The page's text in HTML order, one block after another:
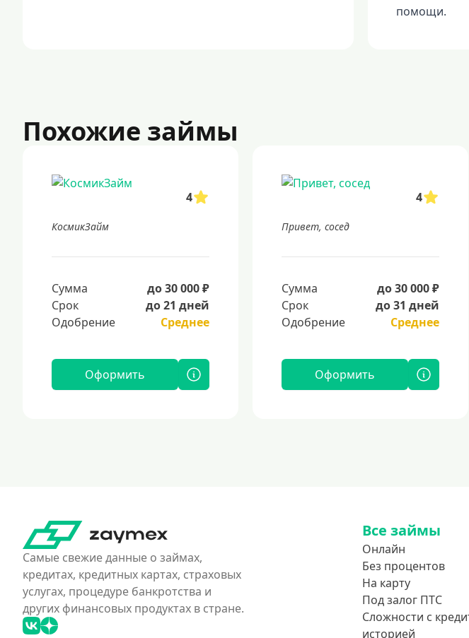
помощи.
Похожие займы
4
КосмикЗайм
Сумма
до 30 000 ₽
Срок
до 21 дней
Одобрение
Среднее
Оформить
4
Привет, сосед
Сумма
до 30 000 ₽
Срок
до 31 дней
Одобрение
Среднее
Оформить
Самые свежие данные о займах,
кредитах, кредитных картах, страховых
услугах, процедуре банкротства и
других финансовых продуктах в стране.
Все займы
Онлайн
Без процентов
На карту
Под залог ПТС
Сложности с
историей